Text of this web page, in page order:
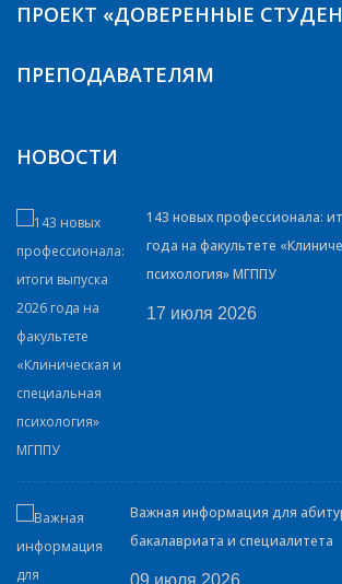
ПРОЕКТ «ДОВЕРЕННЫЕ
ПРЕПОДАВАТЕЛЯМ
НОВОСТИ
143 новых профессионала:
года на факультете
психология» МГППУ
17 июля 2026
Важная информация для
бакалавриата и специалитета
09 июля 2026